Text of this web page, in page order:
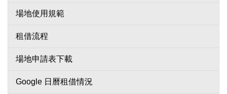
場地使用規範
租借流程
場地申請表下載
Google 日曆租借情況